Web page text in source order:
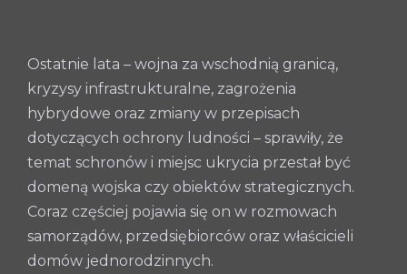
Ostatnie lata – wojna za wschodnią granicą,
kryzysy infrastrukturalne, zagrożenia
hybrydowe oraz zmiany w przepisach
dotyczących ochrony ludności – sprawiły, że
temat schronów i miejsc ukrycia przestał być
domeną wojska czy obiektów strategicznych.
Coraz częściej pojawia się on w rozmowach
samorządów, przedsiębiorców oraz właścicieli
domów jednorodzinnych.